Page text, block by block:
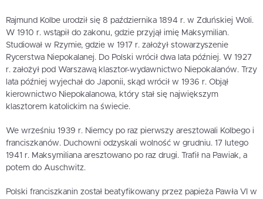
Rajmund Kolbe urodził się 8 października 1894 r. w Zduńskiej Woli.
W 1910 r. wstąpił do zakonu, gdzie przyjął imię Maksymilian.
Studiował w Rzymie, gdzie w 1917 r. założył stowarzyszenie
Rycerstwa Niepokalanej. Do Polski wrócił dwa lata później. W 1927
r. założył pod Warszawą klasztor-wydawnictwo Niepokalanów. Trzy
lata później wyjechał do Japonii, skąd wrócił w 1936 r. Objął
kierownictwo Niepokalanowa, który stał się największym
klasztorem katolickim na świecie.
We wrześniu 1939 r. Niemcy po raz pierwszy aresztowali Kolbego i
franciszkanów. Duchowni odzyskali wolność w grudniu. 17 lutego
1941 r. Maksymiliana aresztowano po raz drugi. Trafił na Pawiak, a
potem do Auschwitz.
Polski franciszkanin został beatyfikowany przez papieża Pawła VI w